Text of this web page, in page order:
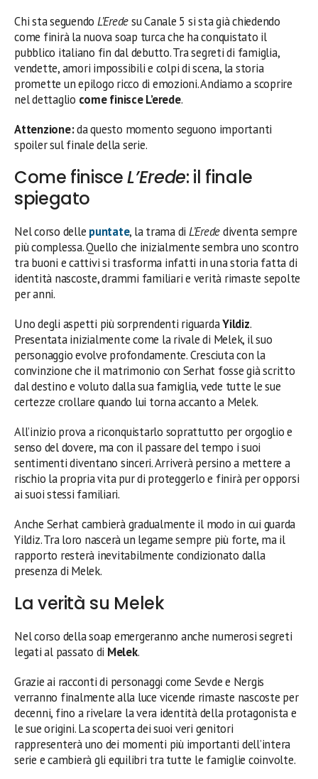
Chi sta seguendo L’Eredesu Canale 5 si sta già chiedendo
come finirà la nuova soap turca che ha conquistato il
pubblico italiano fin dal debutto. Tra segreti di famiglia,
vendette, amori impossibili e colpi di scena, la storia
promette un epilogo ricco di emozioni. Andiamo a scoprire
nel dettaglio come finisce L’erede.
Attenzione:da questo momento seguono importanti
spoiler sul finale della serie.
Come finisceL’Erede: il finale
spiegato
Nel corso delle puntate, la trama di L’Eredediventa sempre
più complessa. Quello che inizialmente sembra uno scontro
tra buoni e cattivi si trasforma infatti in una storia fatta di
identità nascoste, drammi familiari e verità rimaste sepolte
per anni.
Uno degli aspetti più sorprendenti riguardaYildiz.
Presentata inizialmente come la rivale di Melek, il suo
personaggio evolve profondamente. Cresciuta con la
convinzione che il matrimonio con Serhat fosse già scritto
dal destino e voluto dalla sua famiglia, vede tutte le sue
certezze crollare quando lui torna accanto a Melek.
All’inizio prova a riconquistarlo soprattutto per orgoglio e
senso del dovere, ma con il passare del tempo i suoi
sentimenti diventano sinceri. Arriverà persino a mettere a
rischio la propria vita pur di proteggerlo e finirà per opporsi
ai suoi stessi familiari.
Anche Serhat cambierà gradualmente il modo in cui guarda
Yildiz. Tra loro nascerà un legame sempre più forte, ma il
rapporto resterà inevitabilmente condizionato dalla
presenza di Melek.
La verità su Melek
Nel corso della soap emergeranno anche numerosi segreti
legati al passato di Melek.
Grazie ai racconti di personaggi come Sevde e Nergis
verranno finalmente alla luce vicende rimaste nascoste per
decenni, fino a rivelare la vera identità della protagonista e
le sue origini. La scoperta dei suoi veri genitori
rappresenterà uno dei momenti più importanti dell’intera
serie e cambierà gli equilibri tra tutte le famiglie coinvolte.